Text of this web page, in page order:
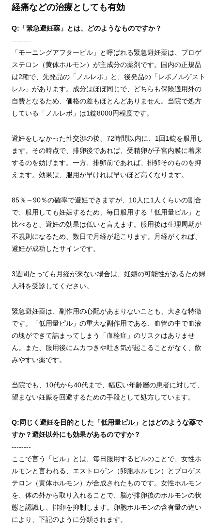
経痛などの治療としても有効
Q:「緊急避妊薬」とは、どのようなものですか？
--------
「モーニングアフターピル」と呼ばれる緊急避妊薬は、プロゲ
ステロン（黄体ホルモン）が主成分の薬剤です。国内の正規品
は2種で、先発品の「ノルレボ」と、後発品の「レボノルゲスト
レル」があります。成分はほぼ同じで、どちらも保険適用外の
自費となるため、価格の差もほとんどありません。当院で処方
している「ノルレボ」は1錠8000円程度です。
避妊をしなかった性交渉の後、72時間以内に、1回1錠を服用し
ます。その時点で、排卵後であれば、受精卵が子宮内膜に着床
するのを妨げます。一方、排卵前であれば、排卵そのものを抑
えます。効果は、服用が早ければ早いほど高くなります。
85％～90％の確率で避妊できますが、10人に1人くらいの割合
で、服用しても妊娠するため、毎日服用する「低用量ピル」と
比べると、避妊の効果は低いと言えます。服用後は生理周期が
不規則になるため、数日で月経が起こります。月経がくれば、
避妊が成功したサインです。
3週間たっても月経が来ない場合は、妊娠の可能性があるため婦
人科を受診してください。
緊急避妊薬は、副作用の心配があまりないことも、大きな特徴
です。「低用量ピル」の重大な副作用である、血管の中で血液
の塊ができて詰まってしまう「血栓症」のリスクはありませ
ん。また、服用後にムカつきや吐き気が起こることがなく、飲
みやすい薬です。
当院でも、10代から40代まで、幅広い年齢層の患者に対して、
望まない妊娠を回避するための手段として処方しています。
Q:同じく避妊を目的とした「低用量ピル」とはどのような薬で
すか？避妊以外にも効果があるのですか？
--------
ここで言う「ピル」とは、毎日服用するピルのことで、女性ホ
ルモンと言われる、エストロゲン（卵胞ホルモン）とプロゲス
テロン（黄体ホルモン）が合成されたものです。女性ホルモン
を、体の外から取り入れることで、脳が排卵後のホルモンの状
態と認識し、排卵を抑制します。卵胞ホルモンの含有量の違い
により、下記のように分類されます。